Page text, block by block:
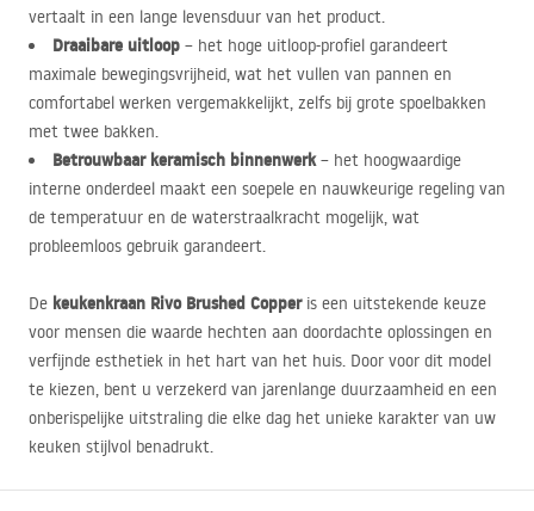
vertaalt in een lange levensduur van het product.
Draaibare uitloop – het hoge uitloop-profiel garandeert
maximale bewegingsvrijheid, wat het vullen van pannen en
comfortabel werken vergemakkelijkt, zelfs bij grote spoelbakken
met twee bakken.
Betrouwbaar keramisch binnenwerk– het hoogwaardige
interne onderdeel maakt een soepele en nauwkeurige regeling van
de temperatuur en de waterstraalkracht mogelijk, wat
probleemloos gebruik garandeert.
De keukenkraan Rivo Brushed Copperis een uitstekende keuze
voor mensen die waarde hechten aan doordachte oplossingen en
verfijnde esthetiek in het hart van het huis. Door voor dit model
te kiezen, bent u verzekerd van jarenlange duurzaamheid en een
onberispelijke uitstraling die elke dag het unieke karakter van uw
keuken stijlvol benadrukt.